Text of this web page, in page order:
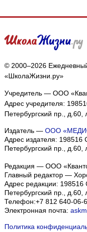
© 2000–2026
«ШколаЖизни.ру»
Учредитель — ООО
Адрес учредителя:
Петербургский пр.,
Издатель — ООО
Адрес издателя: 198516
Петербургский пр.,
Редакция — ООО
Главный редактор —
Адрес редакции: 198516
Петербургский пр.,
Телефон:+7 812 640-06-
Электронная почта:
Политика